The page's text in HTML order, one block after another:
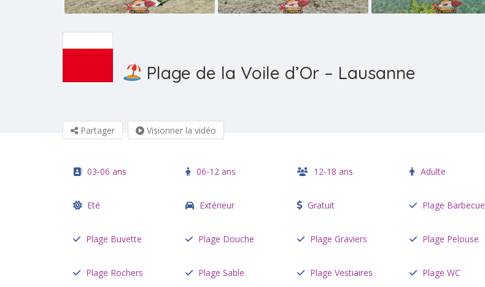
Plage de la Voile d’Or – Lausanne
Partager Visionner la vidéo
03-06 ans 06-12 ans 12-18 ans Adulte
Eté Extérieur Gratuit Plage Barbecue
Plage Buvette Plage Douche Plage Graviers Plage Pelouse
Plage Rochers Plage Sable Plage Vestiaires Plage WC